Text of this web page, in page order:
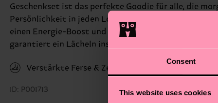
Consent
This website uses cookies
Geschenkset ist das perfekte Goodie für alle, die
Persönlichkeit in jeden Look und macht diese
einen Energie-Boost und ist ein liebevoller Weg,
garantiert ein Lächeln ins Gesicht. Perfektes
Verstärkte Ferse & Zehen
ID: P001713